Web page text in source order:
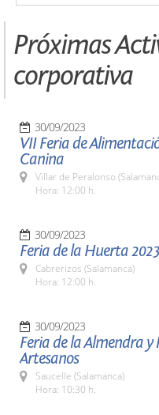
Próximas
corporativa
30/09/2023
VII Feria de
Canina
Villar de Peralonso
Hora: 12:00 h.
30/09/2023
Feria de la Huerta 2023
Cabrerizos (Salamanca)
Hora: 12:00 h.
30/09/2023
Feria de la Almendra y
Artesanos
Saucelle (Salamanca)
Hora: 10:30 h.